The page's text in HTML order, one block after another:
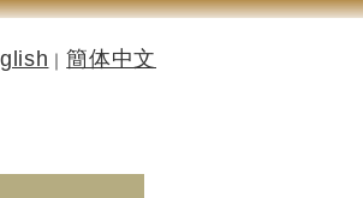
｜簡体中文